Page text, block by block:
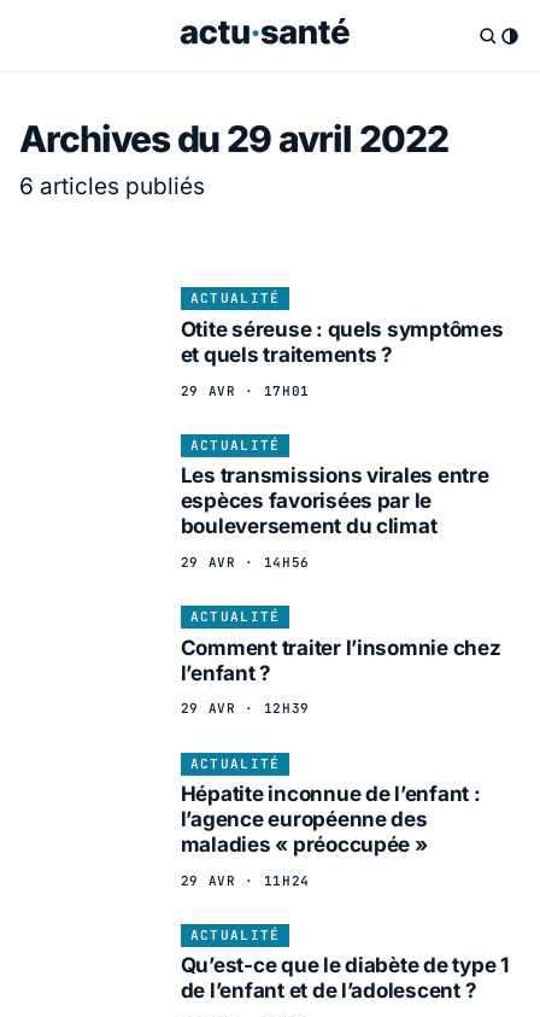
Archives du 29 avril 2022
6 articles publiés
ACTUALITÉ
Otite séreuse : quels symptômes
et quels traitements ?
29 AVR · 17H01
ACTUALITÉ
Les transmissions virales entre
espèces favorisées par le
bouleversement du climat
29 AVR · 14H56
ACTUALITÉ
Comment traiter l’insomnie chez
l’enfant ?
29 AVR · 12H39
ACTUALITÉ
Hépatite inconnue de l’enfant :
l’agence européenne des
maladies « préoccupée »
29 AVR · 11H24
ACTUALITÉ
Qu’est-ce que le diabète de type 1
de l’enfant et de l’adolescent ?